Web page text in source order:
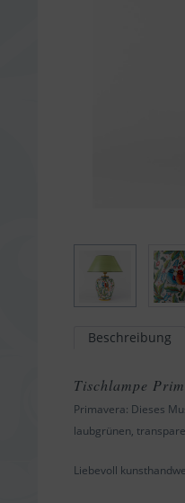
Beschreibung
Tischlampe
Primavera: Dieses
laubgrünen,
Liebevoll